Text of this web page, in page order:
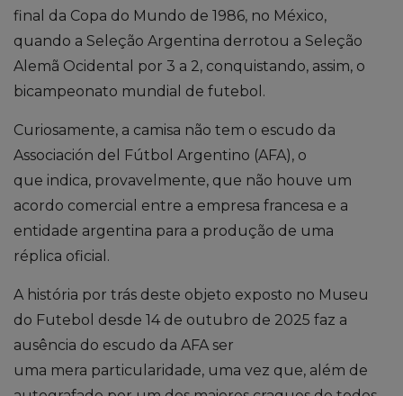
final da Copa do Mundo de 1986, no México,
quando a Seleção Argentina derrotou a Seleção
Alemã Ocidental por 3 a 2, conquistando, assim, o
bicampeonato mundial de futebol.
Curiosamente, a camisa não tem o escudo da
Associación de
Fútbol Argentino (AFA), o
que indica, provavelmente, que não houve um
acordo comercial entre a empresa francesa e a
entidade argentina para a produção de uma
réplica oficial.
Ahistória por trás deste objeto exposto no Museu
do Futebol desde 14 de outubro de 2025 faz a
ausência do escudo da AFA ser
uma mera particularidade, uma vez que, além de